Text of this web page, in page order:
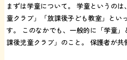
まずは学童について。 学童というの
童クラブ」「放課後子ども教室」とい
す。 このなかでも、一般的に「学童
課後児童クラブ」のこと。 保護者が共